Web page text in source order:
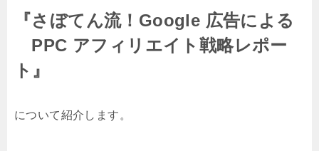
『さぼてん流！Google 広告による
PPC アフィリエイト戦略レポー
ト』
について紹介します。